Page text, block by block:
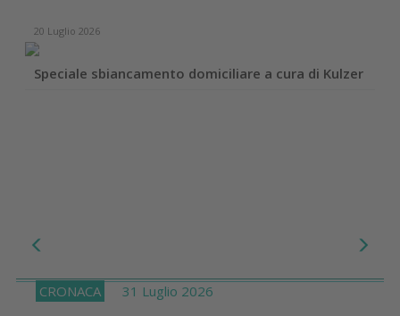
20 Luglio 2026
Speciale sbiancamento domiciliare a cura di Kulzer
CRONACA 31 Luglio 2026